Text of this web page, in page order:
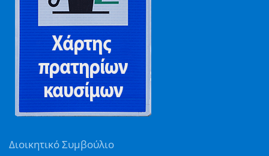
Διοικητικό Συμβούλιο